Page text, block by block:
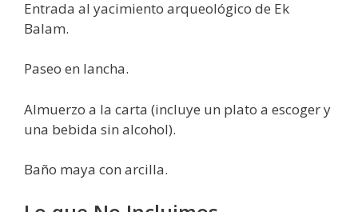
Entrada al yacimiento arqueológico de Ek
Balam.
Paseo en lancha.
Almuerzo a la carta (incluye un plato a escoger y
una bebida sin alcohol).
Baño maya con arcilla.